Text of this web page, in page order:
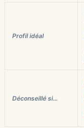
Profil idéal
Déconseillé si…